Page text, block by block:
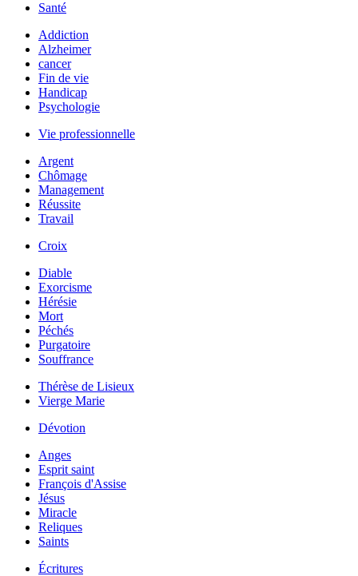
Santé
Addiction
Alzheimer
cancer
Fin de vie
Handicap
Psychologie
Vie professionnelle
Argent
Chômage
Management
Réussite
Travail
Croix
Diable
Exorcisme
Hérésie
Mort
Péchés
Purgatoire
Souffrance
Thérèse de Lisieux
Vierge Marie
Dévotion
Anges
Esprit saint
François d'Assise
Jésus
Miracle
Reliques
Saints
Écritures